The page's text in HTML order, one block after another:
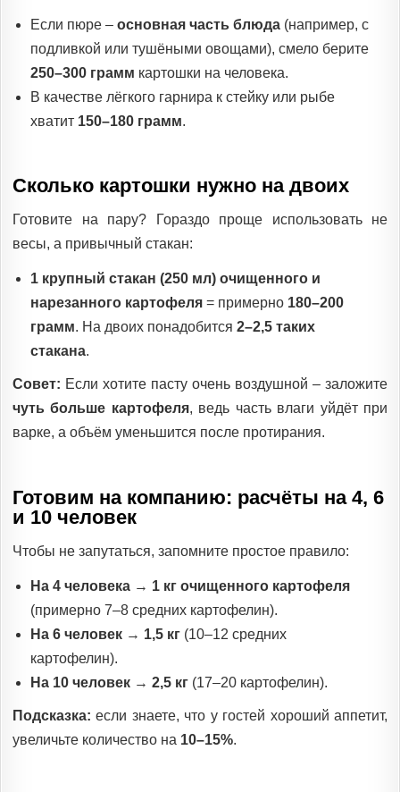
Если пюре – основная часть блюда (например, с
подливкой или тушёными овощами), смело берите
250–300 грамм картошки на человека.
В качестве лёгкого гарнира к стейку или рыбе
хватит 150–180 грамм.
Сколько картошки нужно на двоих
Готовите на пару? Гораздо проще использовать не
весы, а привычный стакан:
1 крупный стакан (250 мл) очищенного и
нарезанного картофеля = примерно 180–200
грамм. На двоих понадобится 2–2,5 таких
стакана.
Совет: Если хотите пасту очень воздушной – заложите
чуть больше картофеля, ведь часть влаги уйдёт при
варке, а объём уменьшится после протирания.
Готовим на компанию: расчёты на 4, 6
и 10 человек
Чтобы не запутаться, запомните простое правило:
На 4 человека → 1 кг очищенного картофеля
(примерно 7–8 средних картофелин).
На 6 человек → 1,5 кг (10–12 средних
картофелин).
На 10 человек → 2,5 кг (17–20 картофелин).
Подсказка: если знаете, что у гостей хороший аппетит,
увеличьте количество на 10–15%.